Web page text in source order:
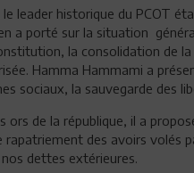
leader historique du PCOT
a porté sur la situation
la consolidation de
Hamma Hammami a
sociaux, la sauvegarde des
ors de la république, il a
rapatriement des avoirs volés
dettes extérieures.